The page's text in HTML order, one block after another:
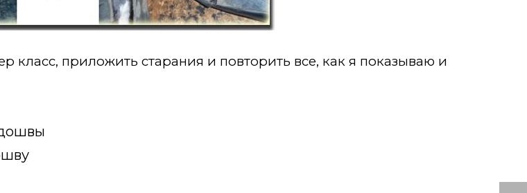
класс, приложить старания и повторить все, как я показываю и